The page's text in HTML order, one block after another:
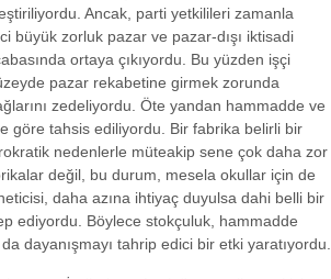
Ancak, parti yetkilileri zamanla
büyük zorluk pazar ve pazar-dışı iktisadi
ortaya çıkıyordu. Bu yüzden işçi
pazar rekabetine girmek zorunda
zedeliyordu. Öte yandan hammadde ve
göre tahsis ediliyordu. Bir fabrika belirli bir
nedenlerle müteakip sene çok daha zor
değil, bu durum, mesela okullar için de
daha azına ihtiyaç duyulsa dahi belli bir
ediyordu. Böylece stokçuluk, hammadde
dayanışmayı tahrip edici bir etki yaratıyordu.